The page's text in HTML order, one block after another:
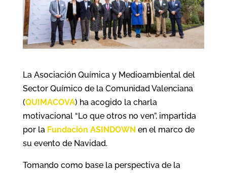
La Asociación Química y Medioambiental del
Sector Químico de la Comunidad Valenciana
(QUIMACOVA) ha acogido la charla
motivacional “Lo que otros no ven”, impartida
por la Fundación ASINDOWN en el marco de
su evento de Navidad.
Tomando como base la perspectiva de la